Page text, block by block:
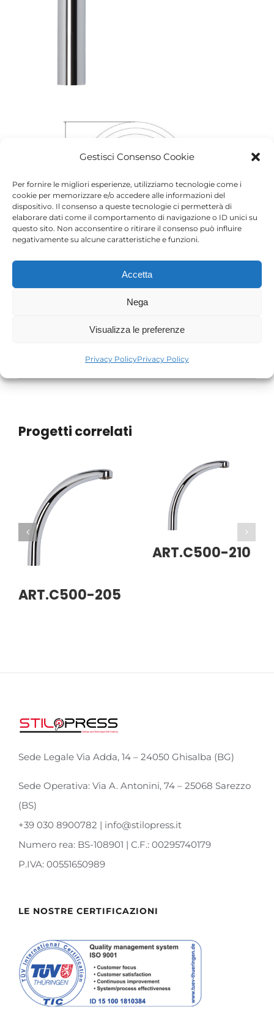
Gestisci Consenso Cookie
Per fornire le migliori esperienze, utilizziamo tecnologie come i
cookie per memorizzare e/o accedere alle informazioni del
dispositivo. Il consenso a queste tecnologie ci permetterà di
elaborare dati come il comportamento di navigazione o ID unici su
questo sito. Non acconsentire o ritirare il consenso può influire
negativamente su alcune caratteristiche e funzioni.
Accetta
Nega
Visualizza le preferenze
Privacy PolicyPrivacy Policy
Project Details
Canne cromate
Progetti correlati
ART.C500-205
ART.C500-210
Sede Legale Via Adda, 14 – 24050 Ghisalba (BG)
Sede Operativa: Via A. Antonini, 74 – 25068 Sarezzo
(BS)
+39 030 8900782 | info@stilopress.it
Numero rea: BS-108901 | C.F.: 00295740179
P.IVA: 00551650989
LE NOSTRE CERTIFICAZIONI